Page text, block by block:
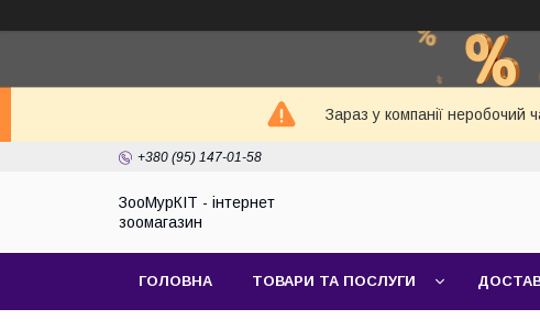
Зараз у компанії неробочий
+380 (95) 147-01-58
ЗооМурКІТ - інтернет
зоомагазин
ГОЛОВНА ТОВАРИ ТА ПОСЛУГИ